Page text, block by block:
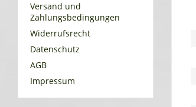
Versand und
Zahlungsbedingungen
Widerrufsrecht
Datenschutz
AGB
Impressum